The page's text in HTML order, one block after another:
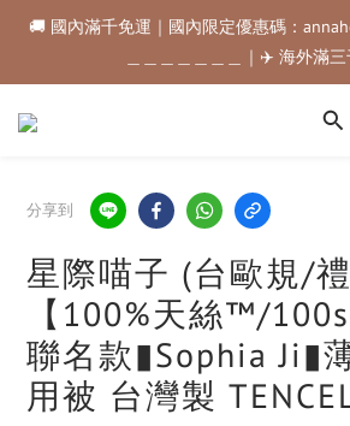
🚚 國內滿千免運｜國內限定優惠碼：
＿＿＿＿＿＿＿｜✈️ 海外滿三
🚚 國內滿千免運｜國內限定優惠碼：
＿＿＿＿＿＿＿｜✈️ 海外滿三
購物金折抵規範💰💰💰滿$500最高可折
🚚 國內滿千免運｜國內限定優惠碼：
＿＿＿＿＿＿＿｜✈️ 海外滿三
分享到
星際喵子 (台歐規/
【100%天絲™/
聯名款▮Sophia Ji▮
用被 台灣製